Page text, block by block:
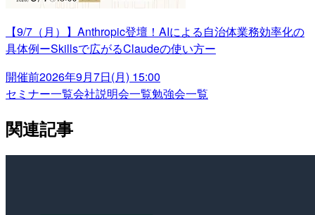
【9/7（月）】Anthropic登壇！AIによる自治体業務効率化の
具体例ーSkillsで広がるClaudeの使い方ー
開催前2026年9月7日(月) 15:00
セミナー一覧会社説明会一覧勉強会一覧
関連記事